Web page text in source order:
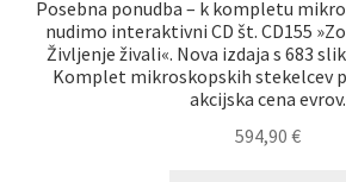
Posebna ponudba – k kompletu
nudimo interaktivni CD št. CD155
Življenje živali«. Nova izdaja s 683
Komplet mikroskopskih stekelcev
akcijska cena evrov.
594,90 €